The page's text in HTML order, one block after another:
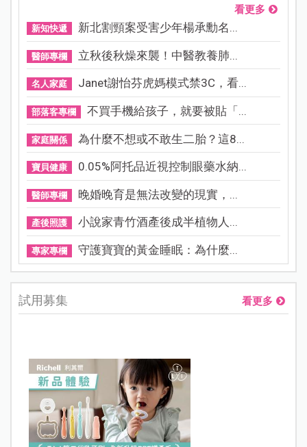
看更多
新知快遞 新北割頸案受害少年楊承勳名...
醫師專欄 立秋後秋燥來襲！中醫教養肺...
名人家庭 Janet謝怡芬虎媽模式禁3C，看...
部落客專欄 不買手機給孩子，就要被貼「...
家庭關係 為什麼不想或不敢生二胎？這8...
寶貝健康 0.05%阿托品近視控制眼藥水納...
醫師專欄 晚婚晚育是無法改變的現實，...
產後照護 小說家青竹酒產後成半植物人...
專家專欄 守護寶寶的黃金睡眠：為什麼...
試用募集 看更多